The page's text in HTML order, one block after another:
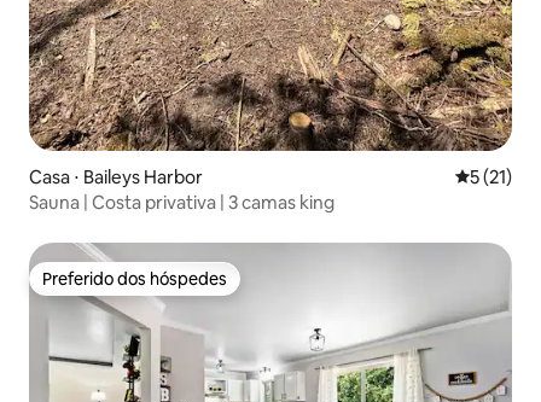
Casa ⋅ Baileys Harbor 5 de uma
5 (21)
Sauna | Costa privativa | 3 camas king
Preferido dos hóspedes
Preferido dos hóspedes